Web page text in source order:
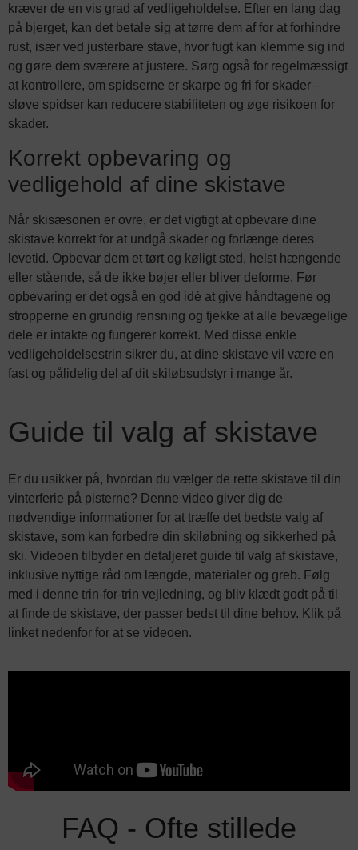
kræver de en vis grad af vedligeholdelse. Efter en lang dag
på bjerget, kan det betale sig at tørre dem af for at forhindre
rust, især ved justerbare stave, hvor fugt kan klemme sig ind
og gøre dem sværere at justere. Sørg også for regelmæssigt
at kontrollere, om spidserne er skarpe og fri for skader –
sløve spidser kan reducere stabiliteten og øge risikoen for
skader.
Korrekt opbevaring og
vedligehold af dine skistave
Når skisæsonen er ovre, er det vigtigt at opbevare dine
skistave korrekt for at undgå skader og forlænge deres
levetid. Opbevar dem et tørt og køligt sted, helst hængende
eller stående, så de ikke bøjer eller bliver deforme. Før
opbevaring er det også en god idé at give håndtagene og
stropperne en grundig rensning og tjekke at alle bevægelige
dele er intakte og fungerer korrekt. Med disse enkle
vedligeholdelsestrin sikrer du, at dine skistave vil være en
fast og pålidelig del af dit skiløbsudstyr i mange år.
Guide til valg af skistave
Er du usikker på, hvordan du vælger de rette skistave til din
vinterferie på pisterne? Denne video giver dig de
nødvendige informationer for at træffe det bedste valg af
skistave, som kan forbedre din skiløbning og sikkerhed på
ski. Videoen tilbyder en detaljeret guide til valg af skistave,
inklusive nyttige råd om længde, materialer og greb. Følg
med i denne trin-for-trin vejledning, og bliv klædt godt på til
at finde de skistave, der passer bedst til dine behov. Klik på
linket nedenfor for at se videoen.
FAQ - Ofte stillede